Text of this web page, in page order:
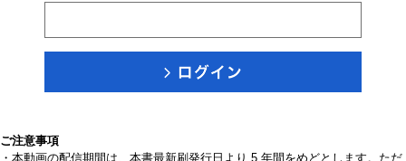
ご注意事項
・本動画の配信期間は、本書最新刷発行日より 5 年間をめどとします。ただ